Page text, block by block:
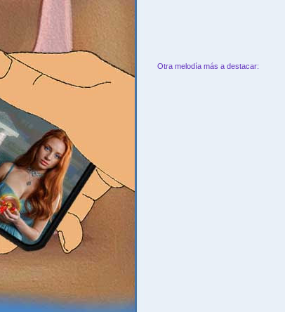
Otra melodía más a destacar: